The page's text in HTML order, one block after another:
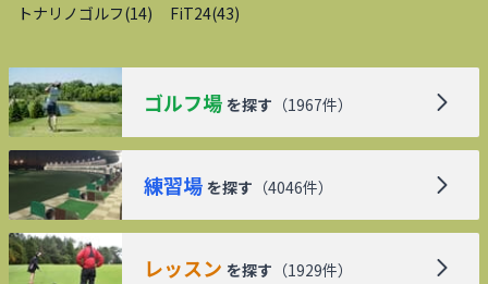
トナリノゴルフ(14) FiT24(43)
ゴルフ場 を探す （1967件）
練習場 を探す （4046件）
レッスン を探す （1929件）